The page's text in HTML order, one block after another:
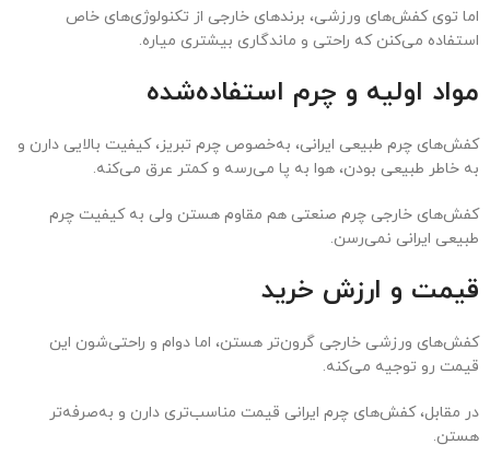
اما توی کفش‌های ورزشی، برندهای خارجی از تکنولوژی‌های خاص
استفاده می‌کنن که راحتی و ماندگاری بیشتری میاره.
مواد اولیه و چرم استفاده‌شده
کفش‌های چرم طبیعی ایرانی، به‌خصوص چرم تبریز، کیفیت بالایی دارن و
به خاطر طبیعی بودن، هوا به پا می‌رسه و کمتر عرق می‌کنه.
کفش‌های خارجی چرم صنعتی هم مقاوم هستن ولی به کیفیت چرم
طبیعی ایرانی نمی‌رسن.
قیمت و ارزش خرید
کفش‌های ورزشی خارجی گرون‌تر هستن، اما دوام و راحتی‌شون این
قیمت رو توجیه می‌کنه.
در مقابل، کفش‌های چرم ایرانی قیمت مناسب‌تری دارن و به‌صرفه‌تر
هستن.